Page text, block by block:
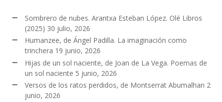
Sombrero de nubes. Arantxa Esteban López. Olé Libros
(2025) 30 julio, 2026
Humanzee, de Ángel Padilla. La imaginación como
trinchera 19 junio, 2026
Hijas de un sol naciente, de Joan de La Vega. Poemas de
un sol naciente 5 junio, 2026
Versos de los ratos perdidos, de Montserrat Abumalhan 2
junio, 2026